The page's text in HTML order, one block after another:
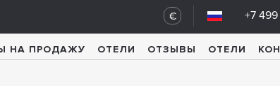
+7 499
€
НА ПРОДАЖУ ОТЕЛИ ОТЗЫВЫ ОТЕЛИ